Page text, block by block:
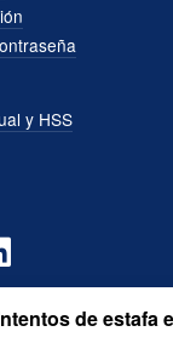
y HSS
de estafa